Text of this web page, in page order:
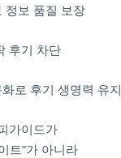
정보 품질 보장
후기 차단
로 후기 생명력 유지
가이드가
트”가 아니라